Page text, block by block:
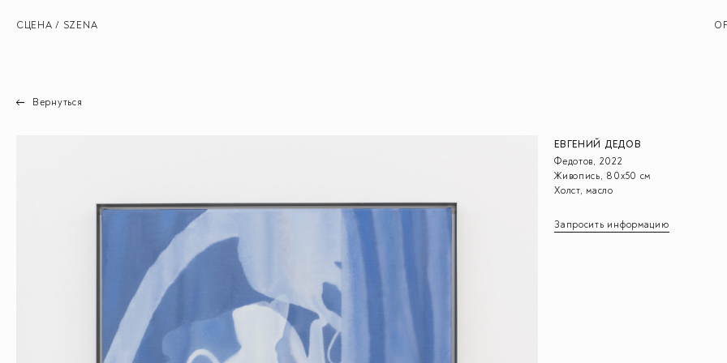
СЦЕНА / SZENA
Вернуться
ЕВГЕНИЙ ДЕДОВ
Федотов, 2022
Живопись, 80х50 см
Холст, масло
Запросить информацию